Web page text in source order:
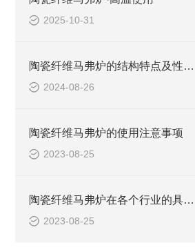
2025-10-31
陶瓷纤维马弗炉的结构特点及性能优势
2024-08-26
陶瓷纤维马弗炉的使用注意事项
2023-08-25
陶瓷纤维马弗炉在各个行业的具体应用
2023-08-25